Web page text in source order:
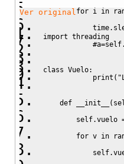
for i in
print("La lista
Ver original
import threading
class Vuelo:
def
self.vuelo
for v in